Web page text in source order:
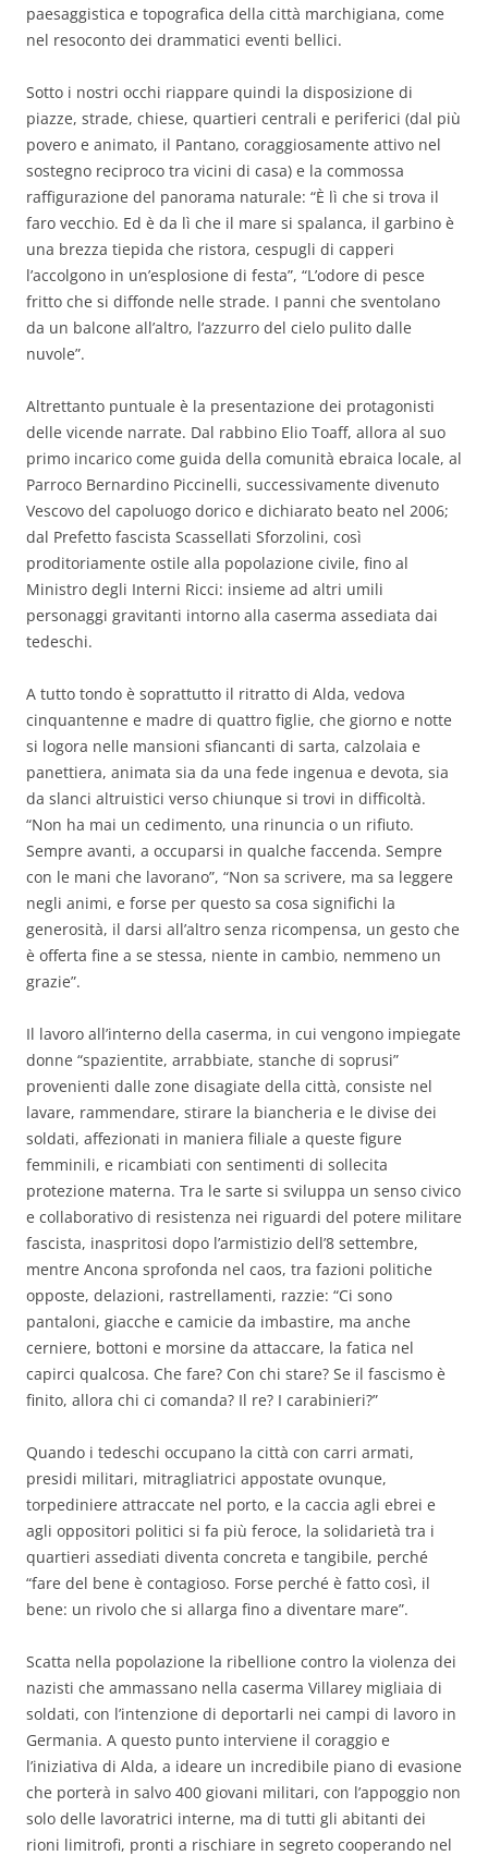
paesaggistica e topografica della città marchigiana, come
nel resoconto dei drammatici eventi bellici.
Sotto i nostri occhi riappare quindi la disposizione di
piazze, strade, chiese, quartieri centrali e periferici (dal più
povero e animato, il Pantano, coraggiosamente attivo nel
sostegno reciproco tra vicini di casa) e la commossa
raffigurazione del panorama naturale: “È lì che si trova il
faro vecchio. Ed è da lì che il mare si spalanca, il garbino è
una brezza tiepida che ristora, cespugli di capperi
l’accolgono in un’esplosione di festa”, “L’odore di pesce
fritto che si diffonde nelle strade. I panni che sventolano
da un balcone all’altro, l’azzurro del cielo pulito dalle
nuvole”.
Altrettanto puntuale è la presentazione dei protagonisti
delle vicende narrate. Dal rabbino Elio Toaff, allora al suo
primo incarico come guida della comunità ebraica locale, al
Parroco Bernardino Piccinelli, successivamente divenuto
Vescovo del capoluogo dorico e dichiarato beato nel 2006;
dal Prefetto fascista Scassellati Sforzolini, così
proditoriamente ostile alla popolazione civile, fino al
Ministro degli Interni Ricci: insieme ad altri umili
personaggi gravitanti intorno alla caserma assediata dai
tedeschi.
A tutto tondo è soprattutto il ritratto di Alda, vedova
cinquantenne e madre di quattro figlie, che giorno e notte
si logora nelle mansioni sfiancanti di sarta, calzolaia e
panettiera, animata sia da una fede ingenua e devota, sia
da slanci altruistici verso chiunque si trovi in difficoltà.
“Non ha mai un cedimento, una rinuncia o un rifiuto.
Sempre avanti, a occuparsi in qualche faccenda. Sempre
con le mani che lavorano”, “Non sa scrivere, ma sa leggere
negli animi, e forse per questo sa cosa significhi la
generosità, il darsi all’altro senza ricompensa, un gesto che
è offerta fine a se stessa, niente in cambio, nemmeno un
grazie”.
Il lavoro all’interno della caserma, in cui vengono impiegate
donne “spazientite, arrabbiate, stanche di soprusi”
provenienti dalle zone disagiate della città, consiste nel
lavare, rammendare, stirare la biancheria e le divise dei
soldati, affezionati in maniera filiale a queste figure
femminili, e ricambiati con sentimenti di sollecita
protezione materna. Tra le sarte si sviluppa un senso civico
e collaborativo di resistenza nei riguardi del potere militare
fascista, inaspritosi dopo l’armistizio dell’8 settembre,
mentre Ancona sprofonda nel caos, tra fazioni politiche
opposte, delazioni, rastrellamenti, razzie: “Ci sono
pantaloni, giacche e camicie da imbastire, ma anche
cerniere, bottoni e morsine da attaccare, la fatica nel
capirci qualcosa. Che fare? Con chi stare? Se il fascismo è
finito, allora chi ci comanda? Il re? I carabinieri?”
Quando i tedeschi occupano la città con carri armati,
presidi militari, mitragliatrici appostate ovunque,
torpediniere attraccate nel porto, e la caccia agli ebrei e
agli oppositori politici si fa più feroce, la solidarietà tra i
quartieri assediati diventa concreta e tangibile, perché
“fare del bene è contagioso. Forse perché è fatto così, il
bene: un rivolo che si allarga fino a diventare mare”.
Scatta nella popolazione la ribellione contro la violenza dei
nazisti che ammassano nella caserma Villarey migliaia di
soldati, con l’intenzione di deportarli nei campi di lavoro in
Germania. A questo punto interviene il coraggio e
l’iniziativa di Alda, a ideare un incredibile piano di evasione
che porterà in salvo 400 giovani militari, con l’appoggio non
solo delle lavoratrici interne, ma di tutti gli abitanti dei
rioni limitrofi, pronti a rischiare in segreto cooperando nel